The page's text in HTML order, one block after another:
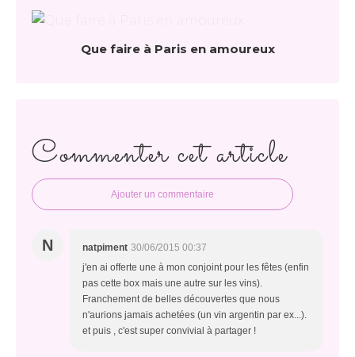
Que faire à Paris en amoureux
Commenter cet article
Ajouter un commentaire
N natpiment 30/06/2015 00:37
j'en ai offerte une à mon conjoint pour les fêtes (enfin
pas cette box mais une autre sur les vins).
Franchement de belles découvertes que nous
n'aurions jamais achetées (un vin argentin par ex...).
et puis , c'est super convivial à partager !